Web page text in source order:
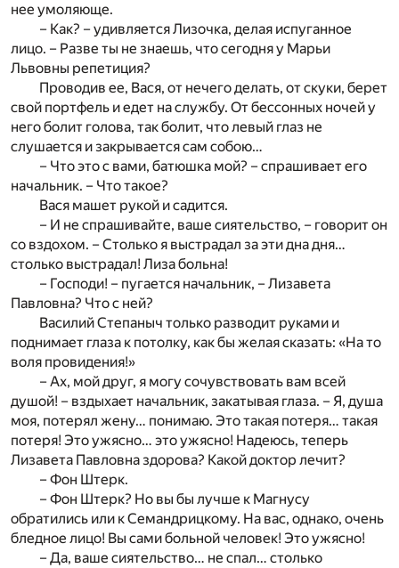
нее умоляюще.
– Как? – удивляется Лизочка, делая испуганное
лицо. – Разве ты не знаешь, что сегодня у Марьи
Львовны репетиция?
Проводив ее, Вася, от нечего делать, от скуки, берет
свой портфель и едет на службу. От бессонных ночей у
него болит голова, так болит, что левый глаз не
слушается и закрывается сам собою…
– Что это с вами, батюшка мой? – спрашивает его
начальник. – Что такое?
Вася машет рукой и садится.
– И не спрашивайте, ваше сиятельство, – говорит он
со вздохом. – Столько я выстрадал за эти дна дня…
столько выстрадал! Лиза больна!
– Господи! – пугается начальник, – Лизавета
Павловна? Что с ней?
Василий Степаныч только разводит руками и
поднимает глаза к потолку, как бы желая сказать: «На то
воля провидения!»
– Ах, мой друг, я могу сочувствовать вам всей
душой! – вздыхает начальник, закатывая глаза. – Я, душа
моя, потерял жену… понимаю. Это такая потеря… такая
потеря! Это ужясно… это ужясно! Надеюсь, теперь
Лизавета Павловна здорова? Какой доктор лечит?
– Фон Штерк.
– Фон Штерк? Но вы бы лучше к Магнусу
обратились или к Семандрицкому. На вас, однако, очень
бледное лицо! Вы сами больной человек! Это ужясно!
– Да, ваше сиятельство… не спал… столько